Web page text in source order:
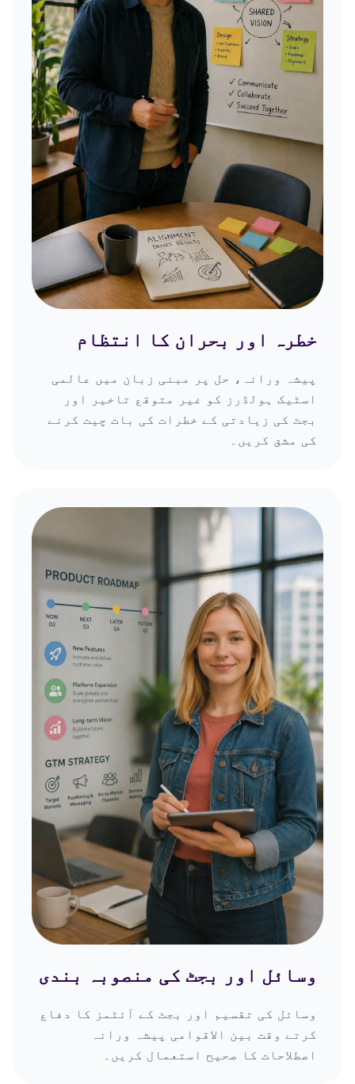
خطرہ اور بحران کا انتظام
پیشہ ورانہ، حل پر مبنی زبان میں عالمی
اسٹیک ہولڈرز کو غیر متوقع تاخیر اور
بجٹ کی زیادتی کے خطرات کی بات چیت کرنے
کی مشق کریں۔
وسائل اور بجٹ کی منصوبہ بندی
وسائل کی تقسیم اور بجٹ کے آئٹمز کا دفاع
کرتے وقت بین الاقوامی پیشہ ورانہ
اصطلاحات کا صحیح استعمال کریں۔